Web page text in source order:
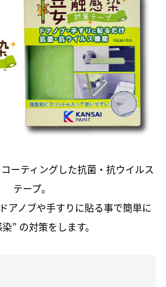
ーティングした抗菌・抗ウイルス
テープ。
アノブや手すりに貼る事で簡単に
” の対策をします。